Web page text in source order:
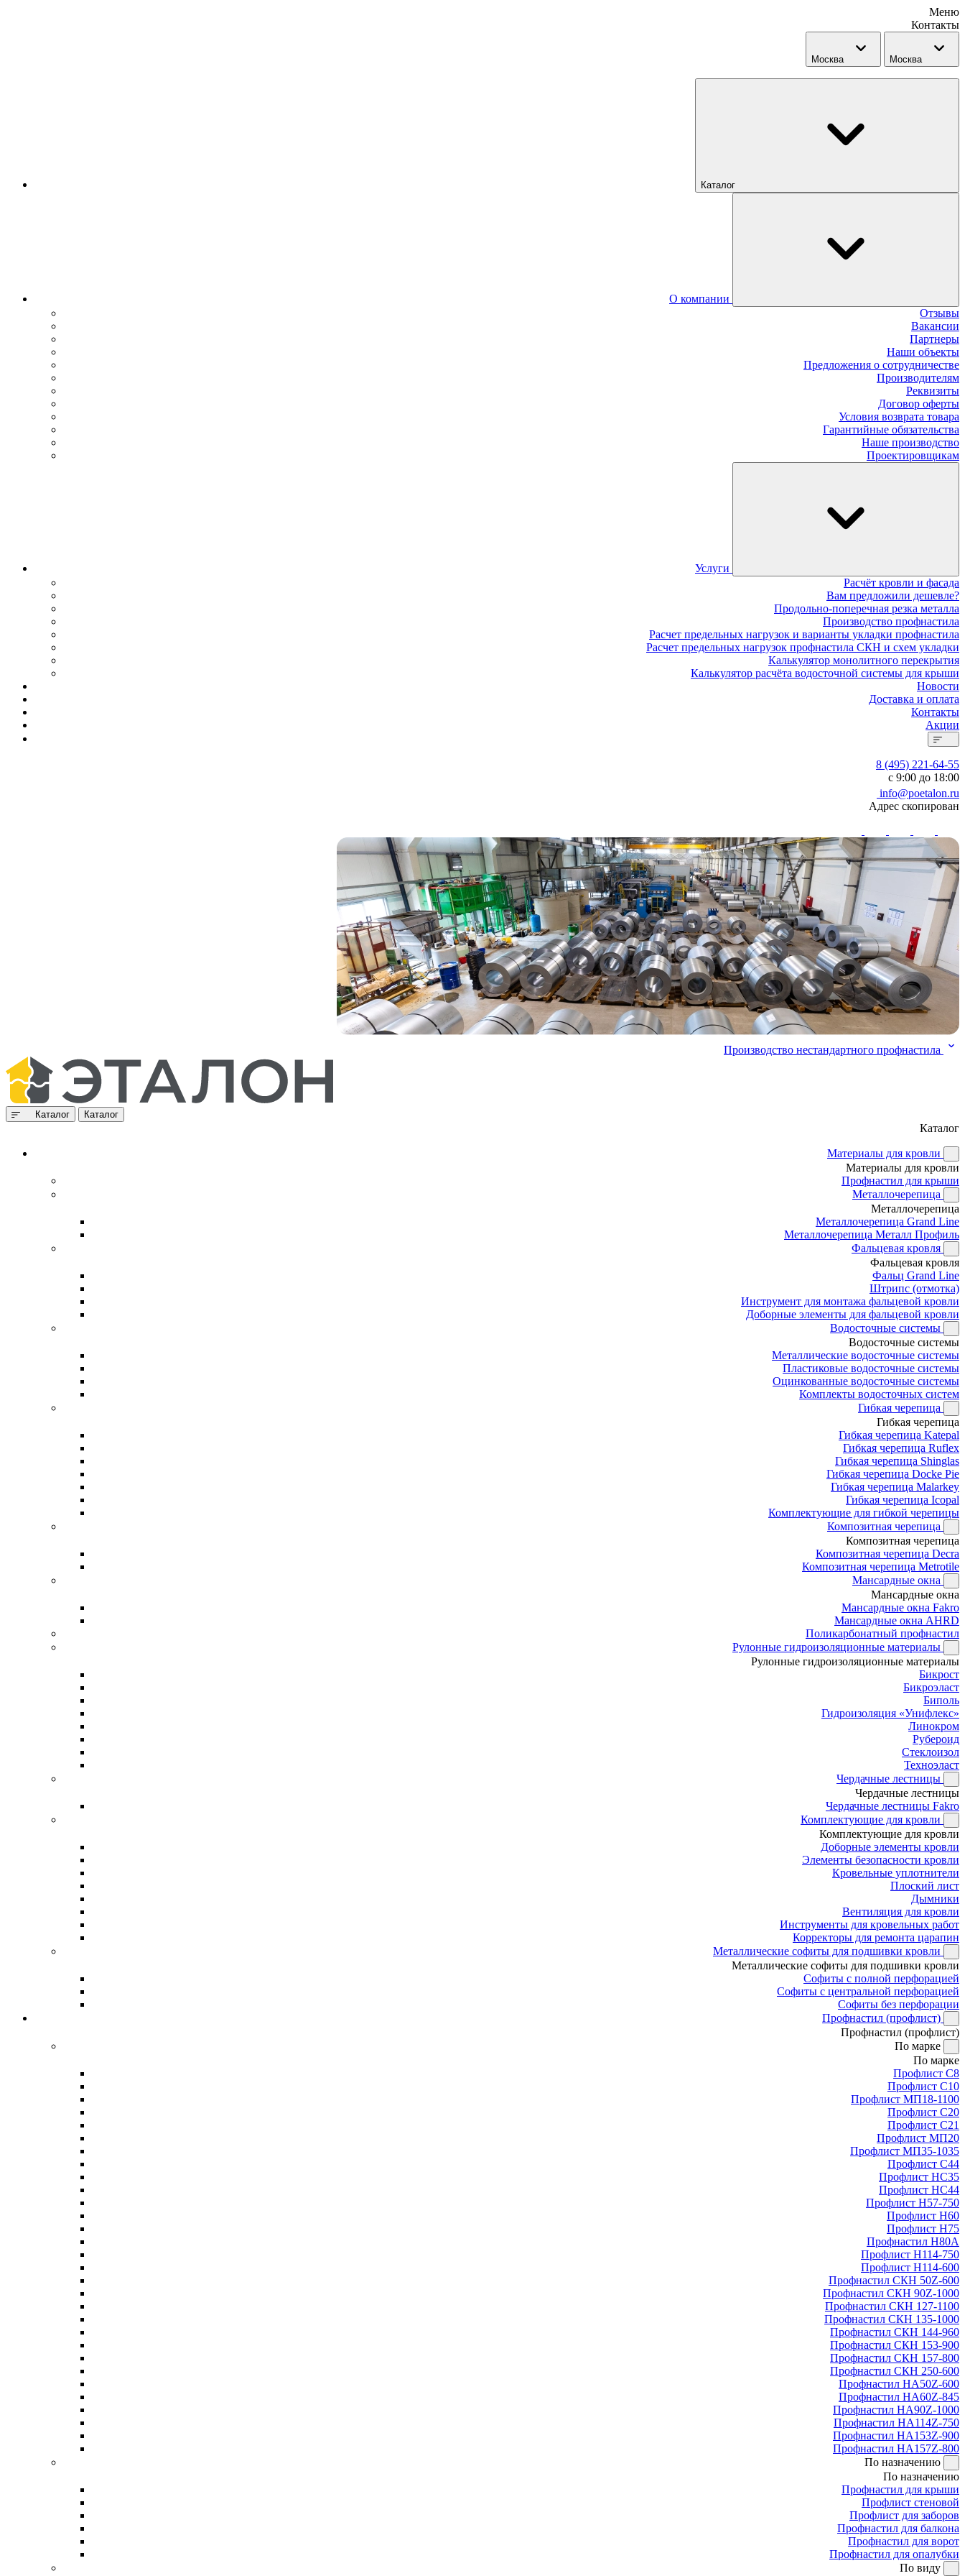
Меню
Контакты
Москва Москва
Каталог
О компании
Отзывы
Вакансии
Партнеры
Наши объекты
Предложения о сотрудничестве
Производителям
Реквизиты
Договор оферты
Условия возврата товара
Гарантийные обязательства
Наше производство
Проектировщикам
Услуги
Расчёт кровли и фасада
Вам предложили дешевле?
Продольно-поперечная резка металла
Производство профнастила
Расчет предельных нагрузок и варианты укладки профнастила
Расчет предельных нагрузок профнастила СКН и схем укладки
Калькулятор монолитного перекрытия
Калькулятор расчёта водосточной системы для крыши
Новости
Доставка и оплата
Контакты
Акции
8 (495) 221-64-55
с 9:00 до 18:00
info@poetalon.ru
Адрес скопирован
Производство нестандартного профнастила
Каталог Каталог
Каталог
Материалы для кровли
Материалы для кровли
Профнастил для крыши
Металлочерепица
Металлочерепица
Металлочерепица Grand Line
Металлочерепица Металл Профиль
Фальцевая кровля
Фальцевая кровля
Фальц Grand Line
Штрипс (отмотка)
Инструмент для монтажа фальцевой кровли
Доборные элементы для фальцевой кровли
Водосточные системы
Водосточные системы
Металлические водосточные системы
Пластиковые водосточные системы
Оцинкованные водосточные системы
Комплекты водосточных систем
Гибкая черепица
Гибкая черепица
Гибкая черепица Katepal
Гибкая черепица Ruflex
Гибкая черепица Shinglas
Гибкая черепица Docke Pie
Гибкая черепица Malarkey
Гибкая черепица Icopal
Комплектующие для гибкой черепицы
Композитная черепица
Композитная черепица
Композитная черепица Decra
Композитная черепица Metrotile
Мансардные окна
Мансардные окна
Мансардные окна Fakro
Мансардные окна AHRD
Поликарбонатный профнастил
Рулонные гидроизоляционные материалы
Рулонные гидроизоляционные материалы
Бикрост
Бикроэласт
Биполь
Гидроизоляция «Унифлекс»
Линокром
Рубероид
Стеклоизол
Техноэласт
Чердачные лестницы
Чердачные лестницы
Чердачные лестницы Fakro
Комплектующие для кровли
Комплектующие для кровли
Доборные элементы кровли
Элементы безопасности кровли
Кровельные уплотнители
Плоский лист
Дымники
Вентиляция для кровли
Инструменты для кровельных работ
Корректоры для ремонта царапин
Металлические софиты для подшивки кровли
Металлические софиты для подшивки кровли
Софиты с полной перфорацией
Софиты с центральной перфорацией
Софиты без перфорации
Профнастил (профлист)
Профнастил (профлист)
По марке
По марке
Профлист С8
Профлист С10
Профлист МП18-1100
Профлист С20
Профлист С21
Профлист МП20
Профлист МП35-1035
Профлист С44
Профлист НС35
Профлист НС44
Профлист Н57-750
Профлист Н60
Профлист Н75
Профнастил Н80А
Профлист Н114-750
Профлист Н114-600
Профнастил СКН 50Z-600
Профнастил СКН 90Z-1000
Профнастил СКН 127-1100
Профнастил СКН 135-1000
Профнастил СКН 144-960
Профнастил СКН 153-900
Профнастил СКН 157-800
Профнастил СКН 250-600
Профнастил НА50Z-600
Профнастил НА60Z-845
Профнастил НА90Z-1000
Профнастил НА114Z-750
Профнастил НА153Z-900
Профнастил НА157Z-800
По назначению
По назначению
Профнастил для крыши
Профлист стеновой
Профлист для заборов
Профнастил для балкона
Профнастил для ворот
Профнастил для опалубки
По виду